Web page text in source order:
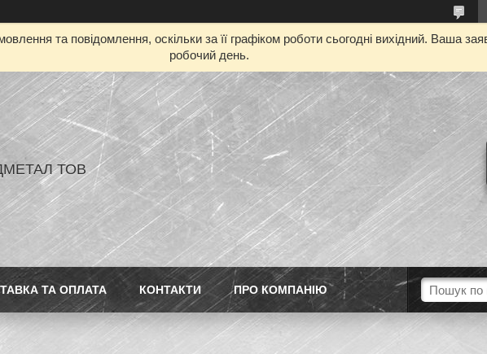
та повідомлення, оскільки за її графіком роботи сьогодні вихідний. Ваша
робочий день.
ТОВ
ТА ОПЛАТА КОНТАКТИ ПРО КОМПАНІЮ